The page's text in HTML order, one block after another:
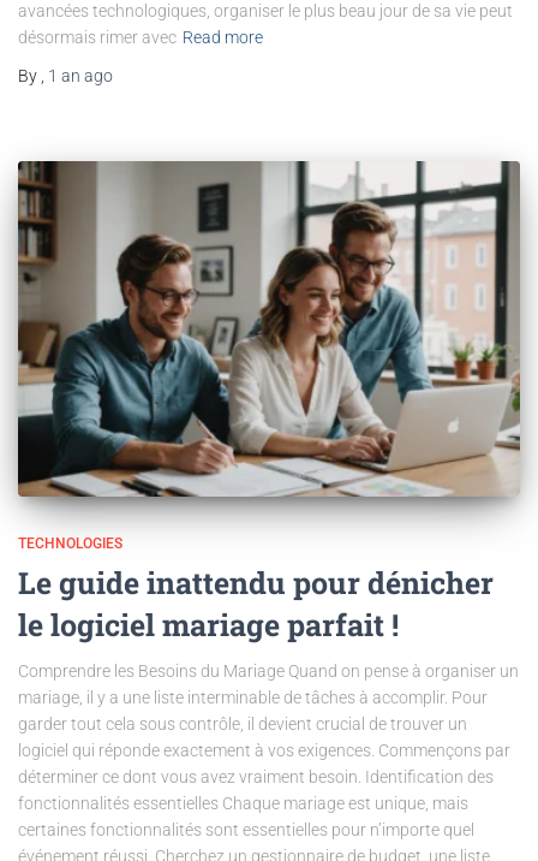
avancées technologiques, organiser le plus beau jour de sa vie peut
désormais rimer avec Read more
By
1 an ago
TECHNOLOGIES
Le guide inattendu pour dénicher
le logiciel mariage parfait !
Comprendre les Besoins du Mariage Quand on pense à organiser un
mariage, il y a une liste interminable de tâches à accomplir. Pour
garder tout cela sous contrôle, il devient crucial de trouver un
logiciel qui réponde exactement à vos exigences. Commençons par
déterminer ce dont vous avez vraiment besoin. Identification des
fonctionnalités essentielles Chaque mariage est unique, mais
certaines fonctionnalités sont essentielles pour n’importe quel
événement réussi. Cherchez un gestionnaire de budget, une liste